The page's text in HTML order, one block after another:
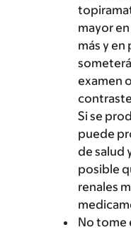
mayor
más y en
examen
Si se
puede
de salud
posible
renales
No tome